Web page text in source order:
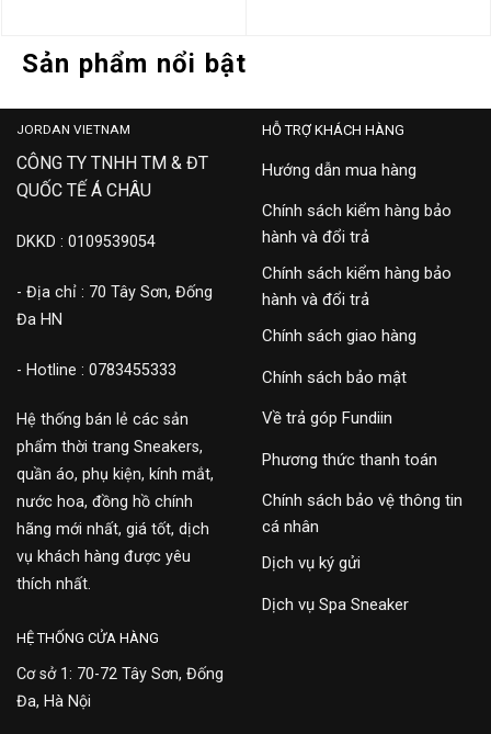
Sản phẩm nổi bật
JORDAN VIETNAM
CÔNG TY TNHH TM & ĐT
QUỐC TẾ Á CHÂU
DKKD : 0109539054
- Địa chỉ : 70 Tây Sơn, Đống
Đa HN
- Hotline : 0783455333
Hệ thống bán lẻ các sản
phẩm thời trang Sneakers,
quần áo, phụ kiện, kính mắt,
nước hoa, đồng hồ chính
hãng mới nhất, giá tốt, dịch
vụ khách hàng được yêu
thích nhất.
HỖ TRỢ KHÁCH HÀNG
Hướng dẫn mua hàng
Chính sách kiểm hàng bảo
hành và đổi trả
Chính sách kiểm hàng bảo
hành và đổi trả
Chính sách giao hàng
Chính sách bảo mật
Về trả góp Fundiin
Phương thức thanh toán
Chính sách bảo vệ thông tin
cá nhân
Dịch vụ ký gửi
Dịch vụ Spa Sneaker
HỆ THỐNG CỬA HÀNG
Cơ sở 1: 70-72 Tây Sơn, Đống
Đa, Hà Nội